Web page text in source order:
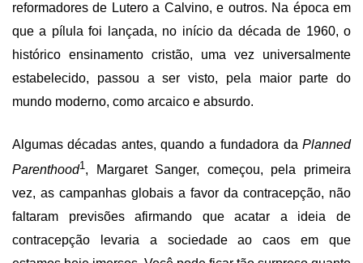
reformadores de Lutero a Calvino, e outros. Na época em
que a pílula foi lançada, no início da década de 1960, o
histórico ensinamento cristão, uma vez universalmente
estabelecido, passou a ser visto, pela maior parte do
mundo moderno, como arcaico e absurdo.
Algumas décadas antes, quando a fundadora da Planned
Parenthood1 , Margaret Sanger, começou, pela primeira
vez, as campanhas globais a favor da contracepção, não
faltaram previsões afirmando que acatar a ideia de
contracepção levaria a sociedade ao caos em que